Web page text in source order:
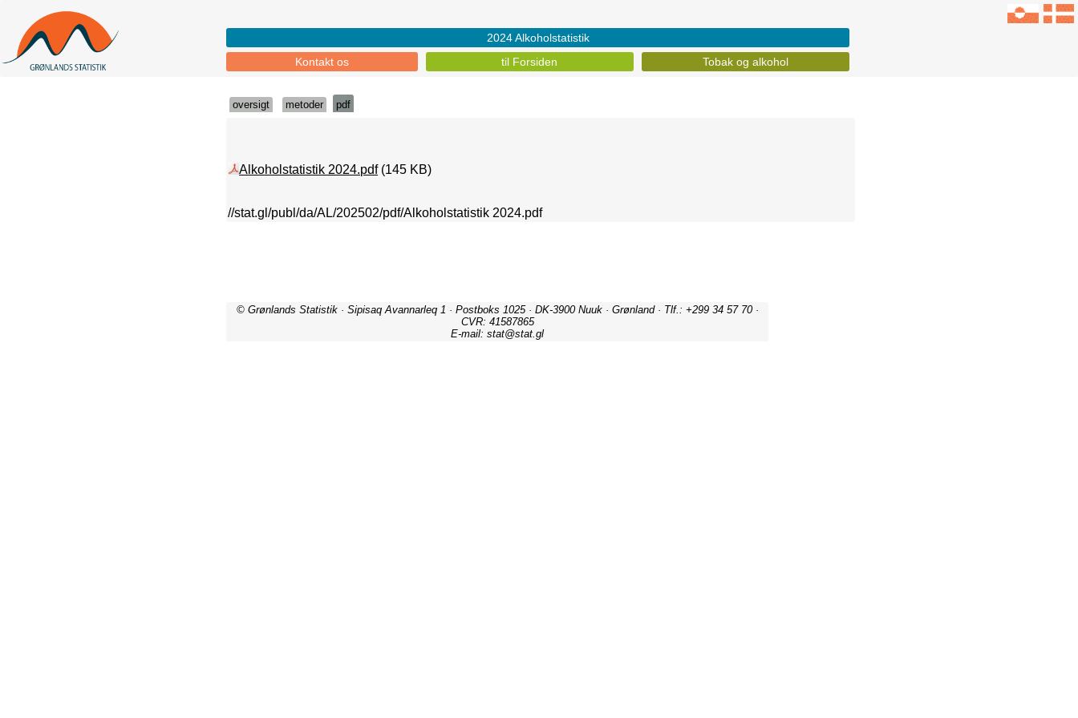
Kontakt os til Forsiden Tobak og alkohol
2024 Alkoholstatistik
oversigt metoder pdf
Alkoholstatistik 2024.pdf(145 KB)
//stat.gl/publ/da/AL/202502/pdf/Alkoholstatistik 2024.pdf
© Grønlands Statistik · Sipisaq Avannarleq 1 · Postboks 1025 · DK-3900 Nuuk · Grønland · Tlf.: +299 34 57 70 ·
CVR: 41587865
E-mail: stat@stat.gl